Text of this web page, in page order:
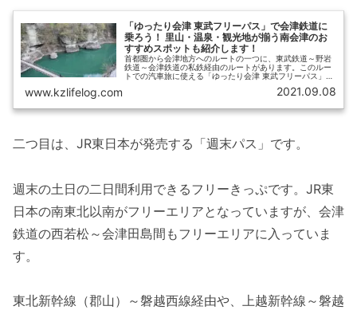
「ゆったり会津 東武フリーパス」で会津鉄道に
乗ろう！ 里山・温泉・観光地が揃う南会津のお
すすめスポットも紹介します！
首都圏から会津地方へのルートの一つに、東武鉄道～野岩
鉄道～会津鉄道の私鉄経由のルートがあります。このルー
トでの汽車旅に使える「ゆったり会津 東武フリーパス」を
www.kzlifelog.com 2021.09.08
二つ目は、JR東日本が発売する「週末パス」です。
週末の土日の二日間利用できるフリーきっぷです。JR東
日本の南東北以南がフリーエリアとなっていますが、会津
鉄道の西若松～会津田島間もフリーエリアに入っていま
す。
東北新幹線（郡山）～磐越西線経由や、上越新幹線～磐越